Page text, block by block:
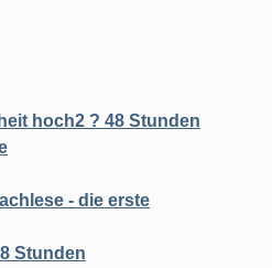
hoch2 ? 48 Stunden
- die erste
Stunden